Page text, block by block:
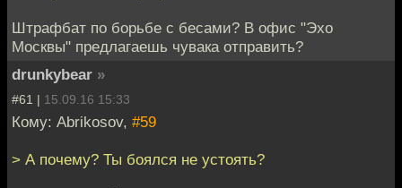
Штрафбат по борьбе с бесами? В офис "Эхо
Москвы" предлагаешь чувака отправить?
drunkybear »
#61 | 15.09.16 15:33
Кому: Abrikosov, #59
> А почему? Ты боялся не устоять?